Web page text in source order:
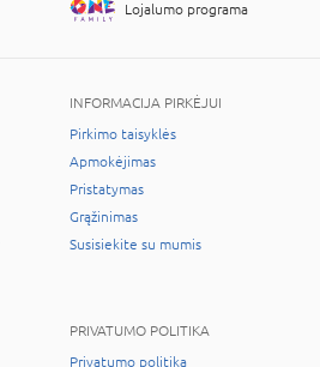
Lojalumo programa
INFORMACIJA PIRKĖJUI
Pirkimo taisyklės
Apmokėjimas
Pristatymas
Grąžinimas
Susisiekite su mumis
PRIVATUMO POLITIKA
Privatumo politika